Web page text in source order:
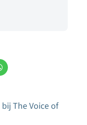
The Voice of